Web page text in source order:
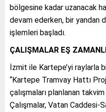
bölgesine kadar uzanacak
devam ederken, bir yandan
işlemleri başladı.
ÇALIŞMALAR EŞ
İzmit ile Kartepe’yi raylarla
“Kartepe Tramvay Hattı
çalışmaları planlanan
Çalışmalar, Vatan Caddesi-